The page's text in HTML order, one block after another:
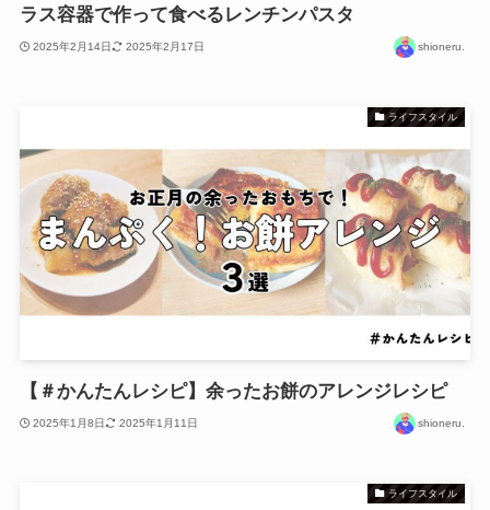
ラス容器で作って食べるレンチンパスタ
2025年2月14日 2025年2月17日 shioneru.
ライフスタイル
【＃かんたんレシピ】余ったお餅のアレンジレシピ
2025年1月8日 2025年1月11日 shioneru.
ライフスタイル